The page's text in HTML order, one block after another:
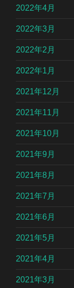
2022年4月
2022年3月
2022年2月
2022年1月
2021年12月
2021年11月
2021年10月
2021年9月
2021年8月
2021年7月
2021年6月
2021年5月
2021年4月
2021年3月